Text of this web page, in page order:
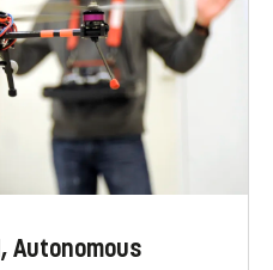
Autonomous